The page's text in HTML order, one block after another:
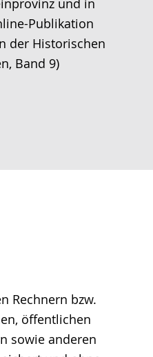
und in
Publikation
der Historischen
Band 9)
Rechnern bzw.
öffentlichen
sowie anderen